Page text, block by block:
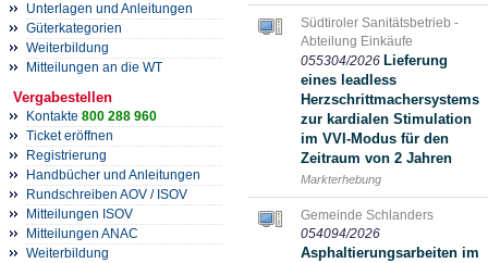
Unterlagen und Anleitungen
Güterkategorien
Weiterbildung
Mitteilungen an die WT
Vergabestellen
Kontakte 800 288 960
Ticket eröffnen
Registrierung
Handbücher und Anleitungen
Rundschreiben AOV / ISOV
Mitteilungen ISOV
Mitteilungen ANAC
Weiterbildung
Südtiroler Sanitätsbetrieb -
Abteilung Einkäufe
055304/2026 Lieferung
eines leadless
Herzschrittmachersystems
zur kardialen Stimulation
im VVI-Modus für den
Zeitraum von 2 Jahren
Markterhebung
Gemeinde Schlanders
054094/2026
Asphaltierungsarbeiten im